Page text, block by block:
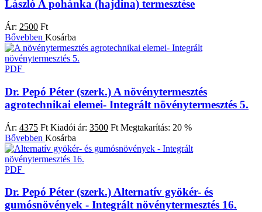
László A pohánka (hajdina) termesztése
Ár: 2500 Ft
Bővebben Kosárba
PDF
Dr. Pepó Péter (szerk.) A növénytermesztés
agrotechnikai elemei- Integrált növénytermesztés 5.
Ár: 4375 Ft Kiadói ár: 3500 Ft Megtakarítás: 20 %
Bővebben Kosárba
PDF
Dr. Pepó Péter (szerk.)Alternatív gyökér- és
gumósnövények - Integrált növénytermesztés 16.